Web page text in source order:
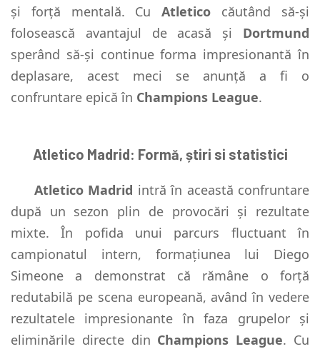
și forță mentală. CuAtletico căutând să-și
folosească avantajul de acasă și Dortmund
sperând să-și continue forma impresionantă în
deplasare, acest meci se anunță a fi o
confruntare epică în Champions League.
Atletico Madrid: Formă, știri si statistici
Atletico Madrid intră în această confruntare
după un sezon plin de provocări și rezultate
mixte. În pofida unui parcurs fluctuant în
campionatul intern, formațiunea lui Diego
Simeone a demonstrat că rămâne o forță
redutabilă pe scena europeană, având în vedere
rezultatele impresionante în faza grupelor și
eliminările directe din Champions League. Cu